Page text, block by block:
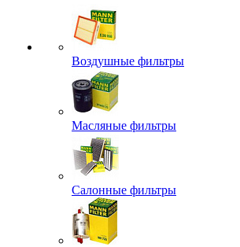
Воздушные фильтры
Масляные фильтры
Салонные фильтры